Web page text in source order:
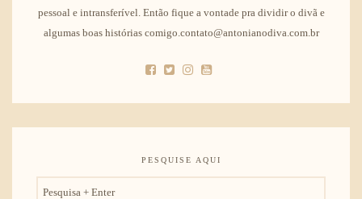
pessoal e intransferível. Então fique a vontade pra dividir o divã e
algumas boas histórias comigo.contato@antonianodiva.com.br
PESQUISE AQUI